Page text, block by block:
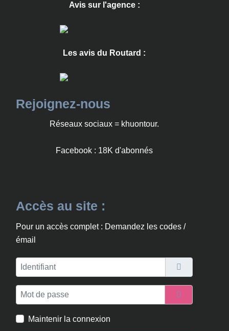
Avis sur l'agence :
Les avis du Routard :
Rejoignez-nous
Réseaux sociaux = khuontour.
Facebook : 18K d'abonnés
Accès au site :
Pour un accès complet : Demandez les codes /
émail
Identifiant
Mot de passe
Afficher le
Maintenir la connexion